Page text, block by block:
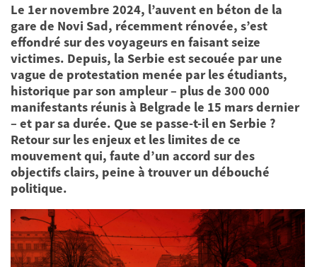
Le 1er novembre 2024, l’auvent en béton de la
gare de Novi Sad, récemment rénovée, s’est
effondré sur des voyageurs en faisant seize
victimes. Depuis, la Serbie est secouée par une
vague de protestation menée par les étudiants,
historique par son ampleur – plus de 300 000
manifestants réunis à Belgrade le 15 mars dernier
– et par sa durée. Que se passe-t-il en Serbie ?
Retour sur les enjeux et les limites de ce
mouvement qui, faute d’un accord sur des
objectifs clairs, peine à trouver un débouché
politique.